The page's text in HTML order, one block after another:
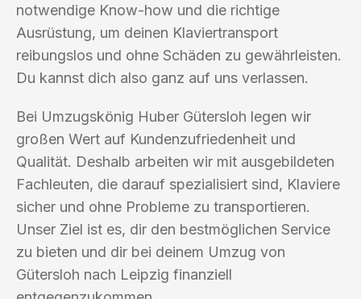
notwendige Know-how und die richtige
Ausrüstung, um deinen Klaviertransport
reibungslos und ohne Schäden zu gewährleisten.
Du kannst dich also ganz auf uns verlassen.
Bei Umzugskönig Huber Gütersloh legen wir
großen Wert auf Kundenzufriedenheit und
Qualität. Deshalb arbeiten wir mit ausgebildeten
Fachleuten, die darauf spezialisiert sind, Klaviere
sicher und ohne Probleme zu transportieren.
Unser Ziel ist es, dir den bestmöglichen Service
zu bieten und dir bei deinem Umzug von
Gütersloh nach Leipzig finanziell